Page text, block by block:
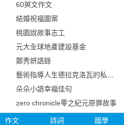
60英文作文
結婚祝福圖案
桃園說故事志工
元大全球地產建設基金
鄭秀妍語錄
藝術指導人生德拉克洛瓦的私人日
朵朵小語幸福佳句
zero chronicle零之紀元原罪故事
作文 詩詞 國學